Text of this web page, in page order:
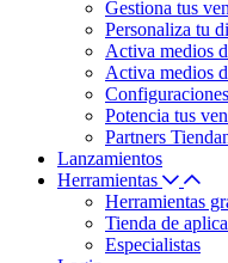
Gestiona tus
Personaliza tu
Activa medios
Activa medios
Potencia tus
Partners
Lanzamientos
Herramientas
Herramientas
Tienda de
Especialistas